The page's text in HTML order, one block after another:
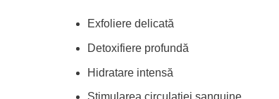
Exfoliere delicată
Detoxifiere profundă
Hidratare intensă